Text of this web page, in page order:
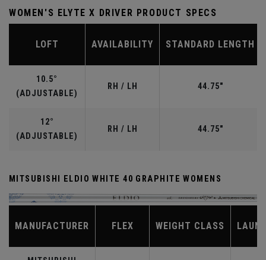
WOMEN'S ELYTE X DRIVER PRODUCT SPECS
LOFT AVAILABILITY STANDARD LENGTH
10.5°
(ADJUSTABLE)
RH / LH 44.75"
12°
(ADJUSTABLE)
RH / LH 44.75"
MITSUBISHI ELDIO WHITE 40 GRAPHITE WOMENS
MANUFACTURER FLEX WEIGHT CLASS